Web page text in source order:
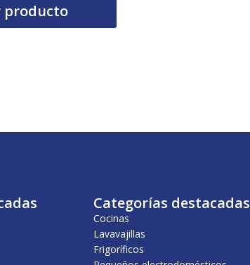
producto
Categorías destacadas
Cocinas
Lavavajillas
Frigoríficos